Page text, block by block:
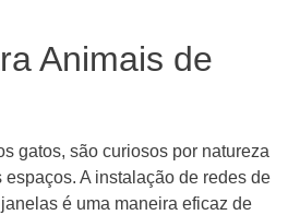
Animais de
gatos, são curiosos por natureza
A instalação de redes de
é uma maneira eficaz de